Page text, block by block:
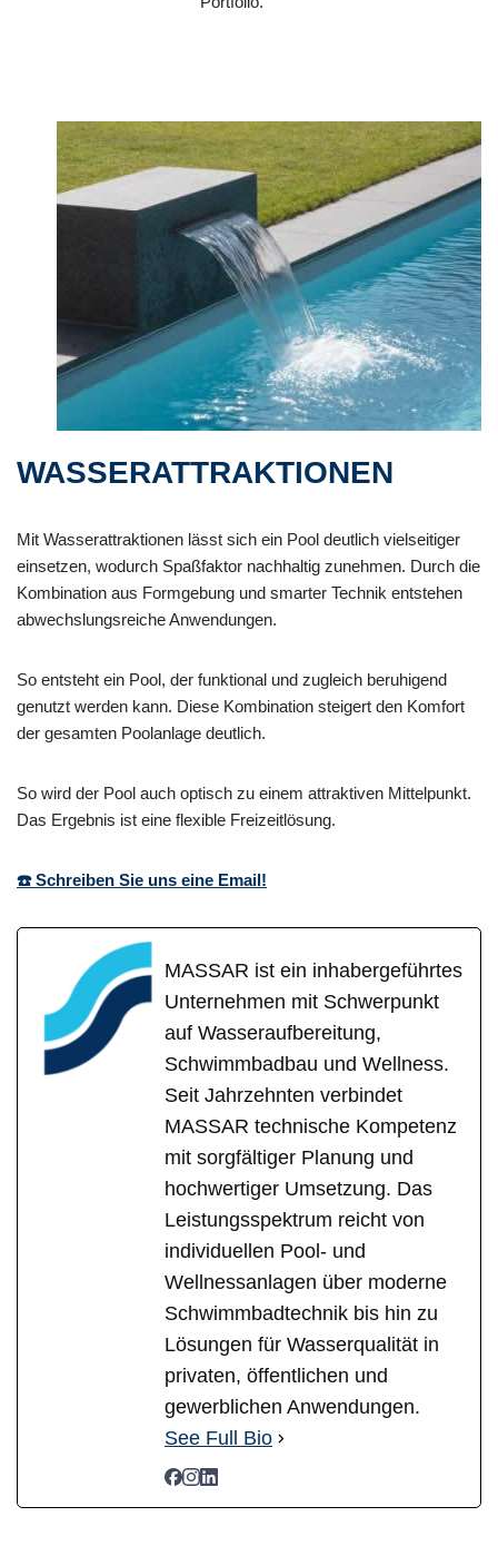
WASSERATTRAKTIONEN
Mit Wasserattraktionen lässt sich ein Pool deutlich vielseitiger
einsetzen, wodurch Spaßfaktor nachhaltig zunehmen. Durch die
Kombination aus Formgebung und smarter Technik entstehen
abwechslungsreiche Anwendungen.
So entsteht ein Pool, der funktional und zugleich beruhigend
genutzt werden kann. Diese Kombination steigert den Komfort
der gesamten Poolanlage deutlich.
So wird der Pool auch optisch zu einem attraktiven Mittelpunkt.
Das Ergebnis ist eine flexible Freizeitlösung.
☎️ Schreiben Sie uns eine Email!
MASSAR ist ein inhabergeführtes
Unternehmen mit Schwerpunkt
auf Wasseraufbereitung,
Schwimmbadbau und Wellness.
Seit Jahrzehnten verbindet
MASSAR technische Kompetenz
mit sorgfältiger Planung und
hochwertiger Umsetzung. Das
Leistungsspektrum reicht von
individuellen Pool- und
Wellnessanlagen über moderne
Schwimmbadtechnik bis hin zu
Lösungen für Wasserqualität in
privaten, öffentlichen und
gewerblichen Anwendungen.
See Full Bio